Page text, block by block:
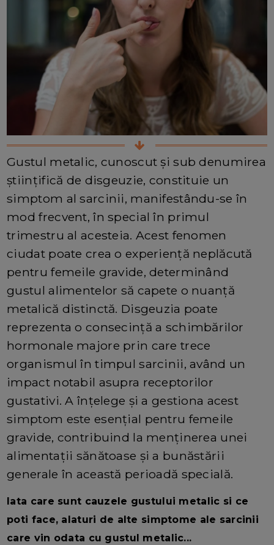
Gustul metalic, cunoscut și sub denumirea
științifică de disgeuzie, constituie un
simptom al sarcinii, manifestându-se în
mod frecvent, în special în primul
trimestru al acesteia. Acest fenomen
ciudat poate crea o experiență neplăcută
pentru femeile gravide, determinând
gustul alimentelor să capete o nuanță
metalică distinctă. Disgeuzia poate
reprezenta o consecință a schimbărilor
hormonale majore prin care trece
organismul în timpul sarcinii, având un
impact notabil asupra receptorilor
gustativi. A înțelege și a gestiona acest
simptom este esențial pentru femeile
gravide, contribuind la menținerea unei
alimentații sănătoase și a bunăstării
generale în această perioadă specială.
Iata care sunt cauzele gustului metalic si ce
poti face, alaturi de alte simptome ale sarcinii
care vin odata cu gustul metalic...